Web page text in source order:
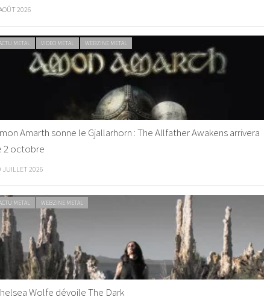
2026
METAL VIDEO METAL WEBZINE METAL
Amarth sonne le Gjallarhorn : The Allfather Awakens arrivera
2 octobre
JUILLET 2026
METAL WEBZINE METAL
Wolfe dévoile The Dark